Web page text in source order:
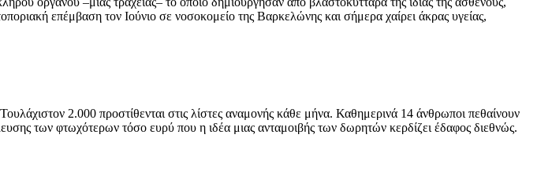
επέμβαση τον Ιούνιο σε νοσοκομείο της Βαρκελώνης και σήμερα χαίρει άκρας υγείας,
2.000 προστίθενται στις λίστες αναμονής κάθε μήνα. Καθημερινά 14 άνθρωποι πεθαίνουν
των φτωχότερων τόσο ευρύ που η ιδέα μιας ανταμοιβής των δωρητών κερδίζει έδαφος διεθνώς.